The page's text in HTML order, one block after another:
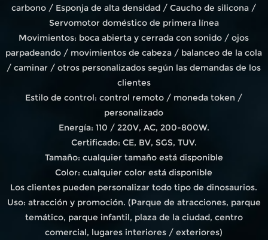
carbono / Esponja de alta densidad / Caucho de silicona /
Servomotor doméstico de primera línea
Movimientos: boca abierta y cerrada con sonido / ojos
parpadeando / movimientos de cabeza / balanceo de la cola
/ caminar / otros personalizados según las demandas de los
clientes
Estilo de control: control remoto / moneda token /
personalizado
Energía: 110 / 220V, AC, 200-800W.
Certificado: CE, BV, SGS, TUV.
Tamaño: cualquier tamaño está disponible
Color: cualquier color está disponible
Los clientes pueden personalizar todo tipo de dinosaurios.
Uso: atracción y promoción. (Parque de atracciones, parque
temático, parque infantil, plaza de la ciudad, centro
comercial, lugares interiores / exteriores)